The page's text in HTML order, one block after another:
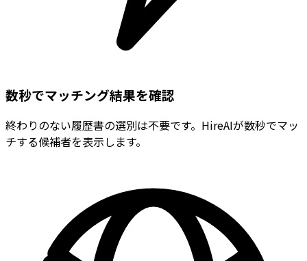
数秒でマッチング結果を確認
終わりのない履歴書の選別は不要です。HireAIが数秒でマッ
チする候補者を表示します。